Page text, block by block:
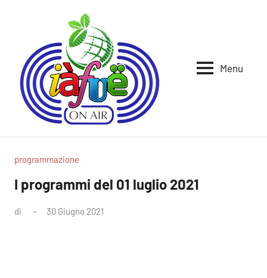
Iafue
Menu
programmazione
I programmi del 01 luglio 2021
di 30 Giugno 2021